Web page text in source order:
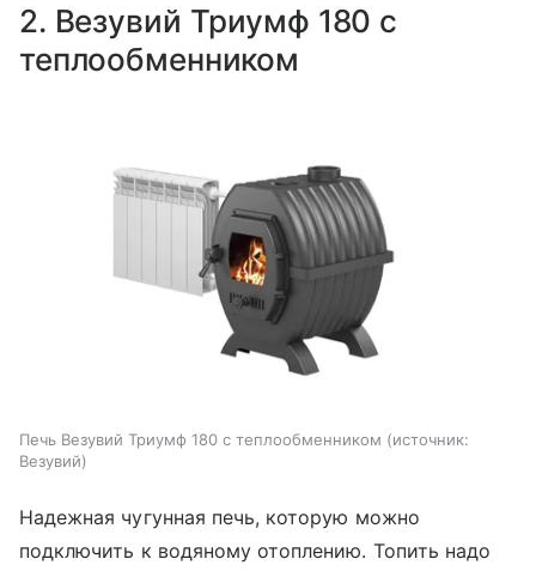
2. Везувий Триумф 180 с
теплообменником
Печь Везувий Триумф 180 с теплообменником
источник:
Везувий
Надежная чугунная печь, которую можно
подключить к водяному отоплению. Топить надо